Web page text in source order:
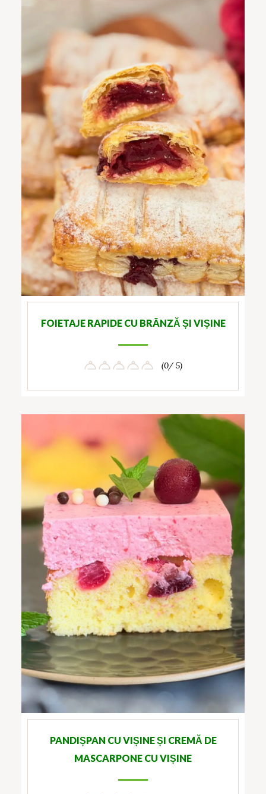
FOIETAJE RAPIDE CU BRÂNZĂ ȘI VIȘINE
(0/ 5)
PANDIȘPAN CU VIȘINE ȘI CREMĂ DE
MASCARPONE CU VIȘINE